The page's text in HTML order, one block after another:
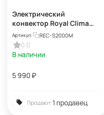
Электрический
конвектор Royal Clima
Sorento meccanico REC-
S2000M
Артикул: REC-S2000M
0.0
В наличии
5 990 ₽
Продают:1 продавец